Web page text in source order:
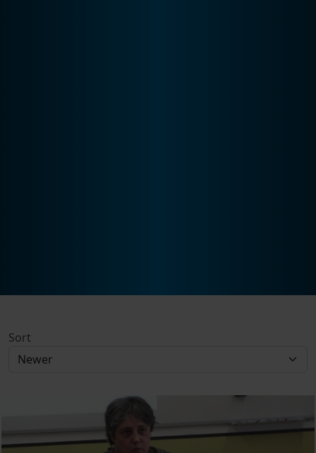
Sort